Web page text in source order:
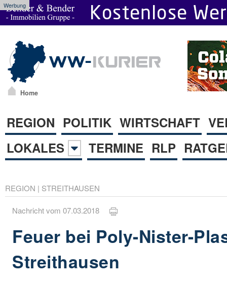
Werbung
Home
REGION POLITIK WIRTSCHAFT
LOKALES
TERMINE RLP
REGION | STREITHAUSEN
Nachricht vom 07.03.2018
Feuer bei Poly-Nister-
Streithausen